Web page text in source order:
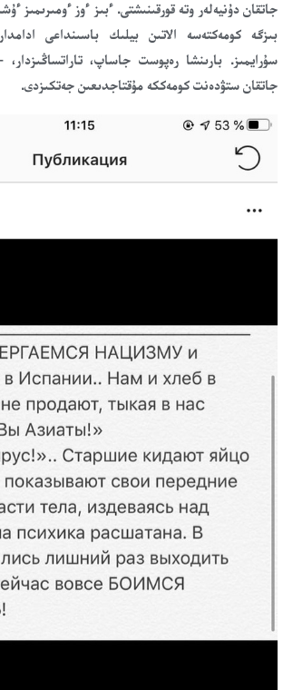
جاتقان دۇنيەلەر وتە قورقىنىشتى. ءبىز ءوز ءومىرىمىز
بىزگە كومەكتەسە الاتىن بيلىك باسىنداعى
سۇرايمىز. بارىنشا رەپوست جاساپ،
جاتقان ستۋدەنت كومەككە مۇقتاجدىعىن جەتكىزدى.